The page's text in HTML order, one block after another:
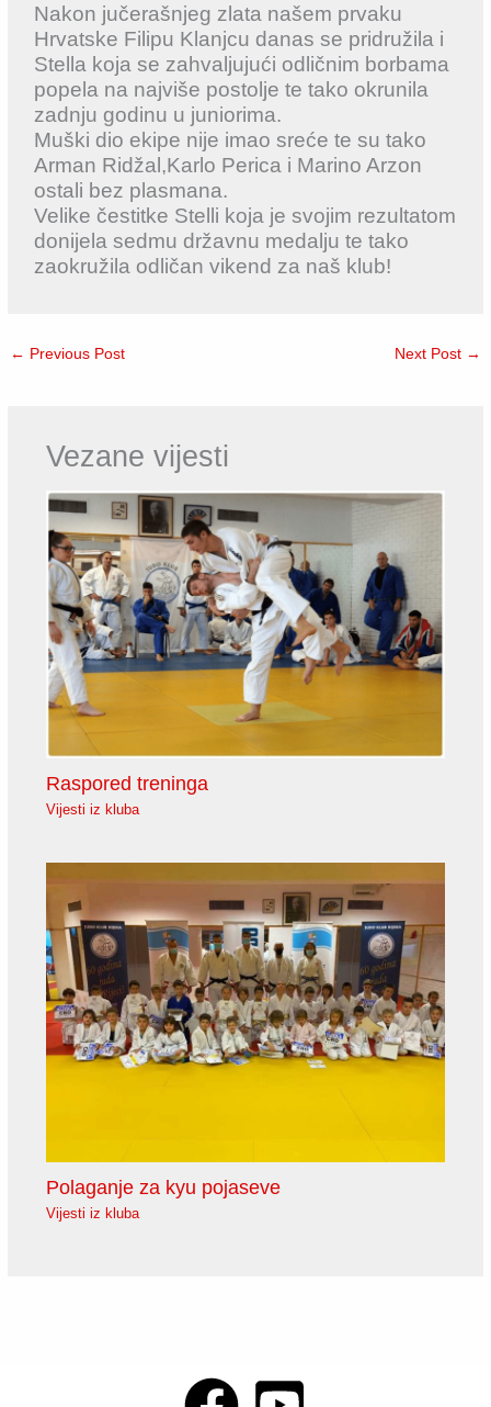
Nakon jučerašnjeg zlata našem prvaku
Hrvatske Filipu Klanjcu danas se pridružila i
Stella koja se zahvaljujući odličnim borbama
popela na najviše postolje te tako okrunila
zadnju godinu u juniorima.
Muški dio ekipe nije imao sreće te su tako
Arman Ridžal,Karlo Perica i Marino Arzon
ostali bez plasmana.
Velike čestitke Stelli koja je svojim rezultatom
donijela sedmu državnu medalju te tako
zaokružila odličan vikend za naš klub!
← Previous Post Next Post →
Vezane vijesti
Raspored treninga
Vijesti iz kluba
Polaganje za kyu pojaseve
Vijesti iz kluba